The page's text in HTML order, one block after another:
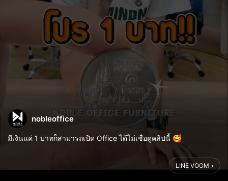
nobleoffice
มีเงินแค่ 1 บาทก็สามารถเปิด Office ได้ไม่เชื่อดูคลิปนี้ 🥰
💥 รับโปรโมชันเพิ่มเติมคลิ๊ก: https://www.nb-furniture.com/
🌟 สินค้ารับประกัน 1 ปี ⭐️
LINE VOOM